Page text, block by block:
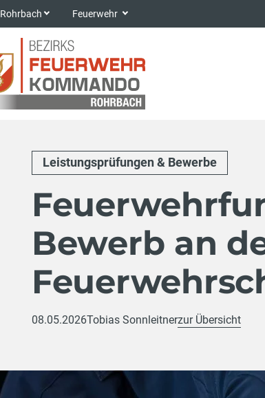
Rohrbach Feuerwehr
Leistungsprüfungen & Bewerbe
Bewerb an
08.05.2026Tobias Sonnleitnerzur Übersicht